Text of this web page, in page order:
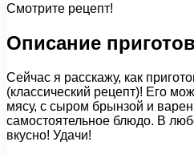
Смотрите рецепт!
Описание
Сейчас я расскажу, как
(классический рецепт)! Его
мясу, с сыром брынзой и
самостоятельное блюдо. В
вкусно! Удачи!